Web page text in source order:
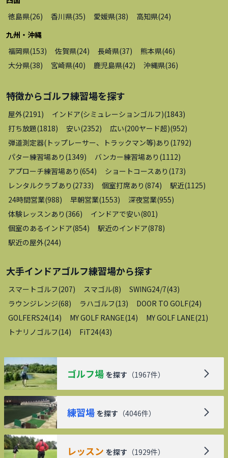
徳島県(26) 香川県(35) 愛媛県(38) 高知県(24)
九州・沖縄
福岡県(153) 佐賀県(24) 長崎県(37) 熊本県(46)
大分県(38) 宮崎県(40) 鹿児島県(42) 沖縄県(36)
特徴からゴルフ練習場を探す
屋外(2191 ) インドア(シミュレーションゴルフ)(1843)
打ち放題(1818) 安い(2352) 広い(200ヤード超)(952)
弾道測定器(トップレーサー、トラックマン等)あり (1792)
パター練習場あり (1349) バンカー練習場あり (1112)
アプローチ練習場あり (654) ショートコースあり (173)
レンタルクラブあり (2733) 個室打席あり (874) 駅近(1125)
24時間営業(988) 早朝営業(1553) 深夜営業(955)
体験レッスンあり (366) インドアで安い(801 )
個室のあるインドア(854) 駅近のインドア(878)
駅近の屋外(244)
大手インドアゴルフ練習場から探す
スマートゴルフ(207) スマゴル(8) SWING24/7(43)
ラウンジレンジ(68) ラハゴルフ(13) DOOR TO GOLF(24)
GOLFERS24(14) MY GOLF RANGE(14) MY GOLF LANE(21 )
トナリノゴルフ(14) FiT24(43)
ゴルフ場 を探す （1967件）
練習場 を探す （4046件）
レッスン を探す （1929件）